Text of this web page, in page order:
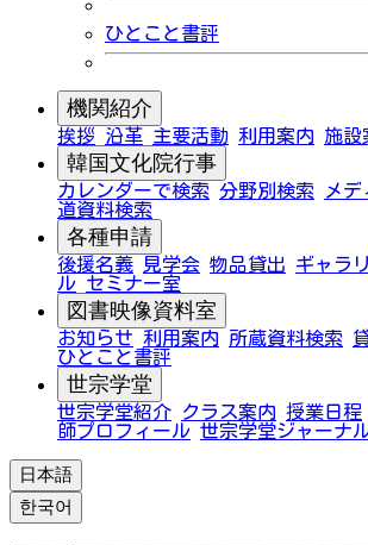
ひとこと書評
機関紹介
挨拶 沿革 主要活動 利用案内 施設
韓国文化院行事
カレンダーで検索 分野別検索 メ
道資料検索
各種申請
後援名義 見学会 物品貸出 ギャラリ
ル セミナー室
図書映像資料室
お知らせ 利用案内 所蔵資料検索
ひとこと書評
世宗学堂
世宗学堂紹介 クラス案内 授業日程
師プロフィール 世宗学堂ジャーナ
日本語
한국어